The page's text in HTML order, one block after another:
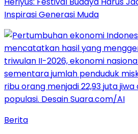
Inspirasi Generasi Muda
Berita